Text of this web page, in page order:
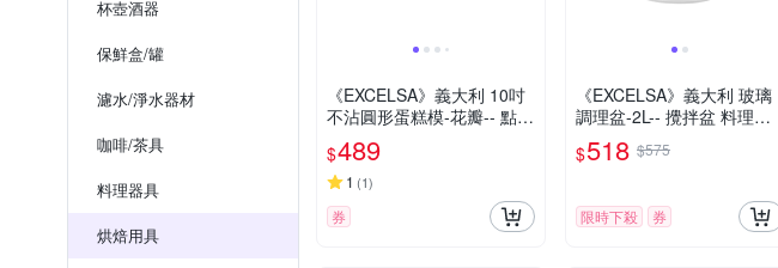
杯壺酒器
保鮮盒/罐
濾水/淨水器材
咖啡/茶具
料理器具
烘焙用具
《EXCELSA》義大利 10吋
不沾圓形蛋糕模-花瓣-- 點心
烤模
$489
1 (1)
券
《EXCELSA》義大利 玻璃
調理盆-2L-- 攪拌盆 料理盆
洗滌盆 備料盆
$518 $575
限時下殺 券